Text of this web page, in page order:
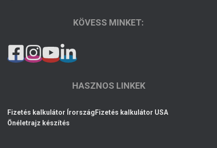
KÖVESS MINKET:
HASZNOS LINKEK
Fizetés kalkulátor Írország Fizetés kalkulátor USA
Önéletrajz készítés